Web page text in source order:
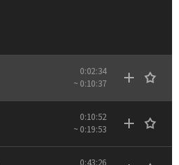
0:02:34
~ 0:10:37
0:10:52
~ 0:19:53
0:43:26